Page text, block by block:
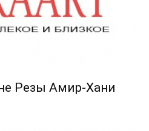
Резы Амир-Хани